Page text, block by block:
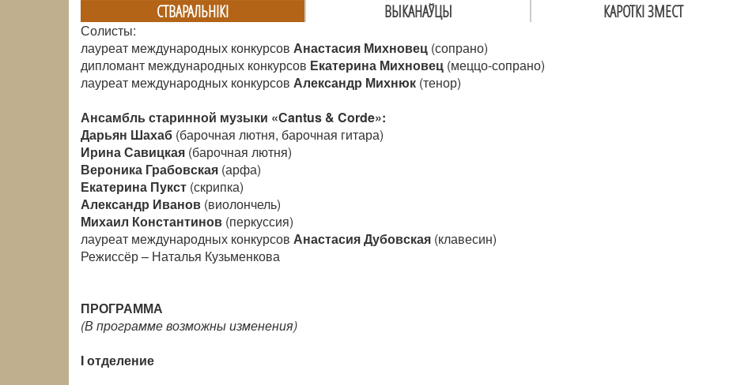
СТВАРАЛЬНIКI ВЫКАНАЎЦЫ КАРОТКІ ЗМЕСТ
Солисты:
лауреат международных конкурсов Анастасия Михновец (сопрано)
дипломант международных конкурсов Екатерина Михновец (меццо-сопрано)
лауреат международных конкурсов Александр Михнюк (тенор)
Ансамбль старинной музыки «Сantus & Corde»:
Дарьян Шахаб (барочная лютня, барочная гитара)
Ирина Савицкая (барочная лютня)
Вероника Грабовская (арфа)
Екатерина Пукст (скрипка)
Александр Иванов (виолончель)
Михаил Константинов (перкуссия)
лауреат международных конкурсов Анастасия Дубовская (клавесин)
Режиссёр – Наталья Кузьменкова
ПРОГРАММА
(В программе возможны изменения)
I отделение